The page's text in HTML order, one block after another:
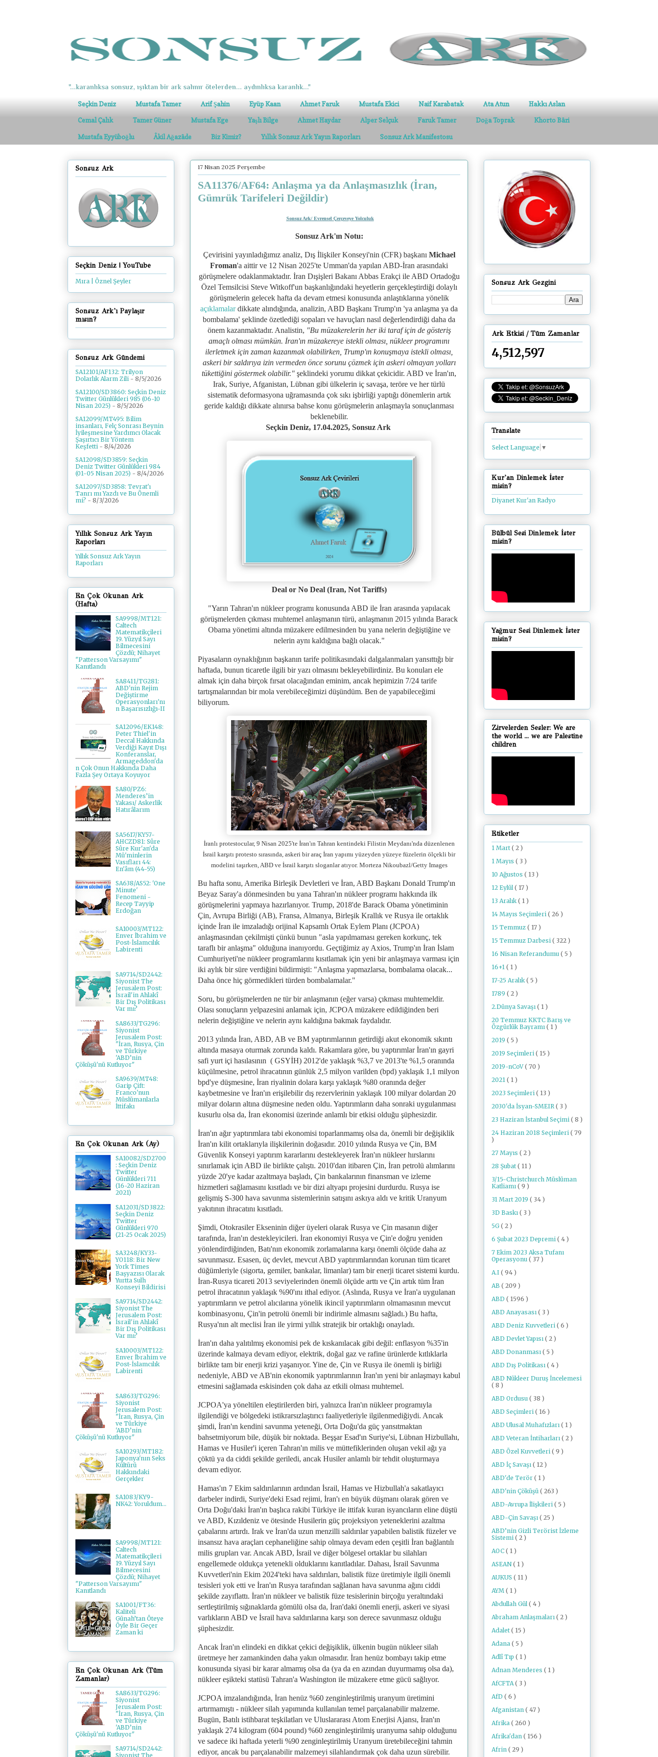
"...karanlıksa sonsuz, ışıktan bir ark salınır ötelerden... aydınlıksa karanlık..."
Seçkin Deniz Mustafa Tamer Arif Şahin Eyüp Kaan Ahmet Faruk Mustafa Ekici Naif Karabatak Ata Atun Hakkı Aslan
Cemal Çalık Tamer Güner Mustafa Ege Yaşlı Bilge Ahmet Haydar Alper Selçuk Faruk Tamer Doğa Toprak Khorto Bâri
Mustafa Eyyüboğlu Âkil Ağazâde Biz Kimiz? Yıllık Sonsuz Ark Yayın Raporları Sonsuz Ark Manifestosu
17 Nisan 2025 Perşembe
SA11376/AF64: Anlaşma ya da Anlaşmasızlık (İran,
Gümrük Tarifeleri Değildir)
Sonsuz Ark/ Evrensel Çerçeveye Yolculuk
Sonsuz Ark'ın Notu:
Çevirisini yayınladığımız analiz, Dış İlişkiler Konseyi'nin (CFR) başkanı Michael
Froman'a aittir ve 12 Nisan 2025'te Umman'da yapılan ABD-İran arasındaki
görüşmelere odaklanmaktadır. İran Dışişleri Bakanı Abbas Erakçi ile ABD Ortadoğu
Özel Temsilcisi Steve Witkoff'un başkanlığındaki heyetlerin gerçekleştirdiği dolaylı
görüşmelerin gelecek hafta da devam etmesi konusunda anlaştıklarına yönelik
açıklamalardikkate alındığında, analizin, ABD Başkanı Trump'ın 'ya anlaşma ya da
bombalama' şeklinde özetlediği sopaları ve havuçları nasıl değerlendirdiği daha da
önem kazanmaktadır. Analistin, "Bu müzakerelerin her iki taraf için de gösteriş
amaçlı olması mümkün. İran'ın müzakereye istekli olması, nükleer programını
ilerletmek için zaman kazanmak olabilirken, Trump'ın konuşmaya istekli olması,
askeri bir saldırıya izin vermeden önce sorunu çözmek için askeri olmayan yolları
tükettiğini göstermek olabilir." şeklindeki yorumu dikkat çekicidir. ABD ve İran'ın,
Irak, Suriye, Afganistan, Lübnan gibi ülkelerin iç savaşa, teröre ve her türlü
sistematik deformasyona uğramasında çok sıkı işbirliği yaptığı dönemlerin artık
geride kaldığı dikkate alınırsa bahse konu görüşmelerin anlaşmayla sonuçlanması
beklenebilir.
Seçkin Deniz, 17.04.2025, Sonsuz Ark
Deal or No Deal (Iran, Not Tariffs)
"Yarın Tahran'ın nükleer programı konusunda ABD ile İran arasında yapılacak
görüşmelerden çıkması muhtemel anlaşmanın türü, anlaşmanın 2015 yılında Barack
Obama yönetimi altında müzakere edilmesinden bu yana nelerin değiştiğine ve
nelerin aynı kaldığına bağlı olacak."
Piyasaların oynaklığının başkanın tarife politikasındaki dalgalanmaları yansıttığı bir
haftada, bunun ticaretle ilgili bir yazı olmasını bekleyebilirdiniz. Bu konuları ele
almak için daha birçok fırsat olacağından eminim, ancak hepimizin 7/24 tarife
tartışmalarından bir mola verebileceğimizi düşündüm. Ben de yapabileceğimi
biliyorum.
İranlı protestocular, 9 Nisan 2025'te İran'ın Tahran kentindeki Filistin Meydanı'nda düzenlenen
İsrail karşıtı protesto sırasında, askeri bir araç İran yapımı yüzeyden yüzeye füzelerin ölçekli bir
modelini taşırken, ABD ve İsrail karşıtı sloganlar atıyor. Morteza Nikoubazl/Getty Images
Bu hafta sonu, Amerika Birleşik Devletleri ve İran, ABD Başkanı Donald Trump'ın
Beyaz Saray'a dönmesinden bu yana Tahran'ın nükleer programı hakkında ilk
görüşmelerini yapmaya hazırlanıyor. Trump, 2018'de Barack Obama yönetiminin
Çin, Avrupa Birliği (AB), Fransa, Almanya, Birleşik Krallık ve Rusya ile ortaklık
içinde İran ile imzaladığı orijinal Kapsamlı Ortak Eylem Planı (JCPOA)
anlaşmasından çekilmişti çünkü bunun "asla yapılmaması gereken korkunç, tek
taraflı bir anlaşma" olduğuna inanıyordu. Geçtiğimiz ay Axios, Trump'ın İran İslam
Cumhuriyeti'ne nükleer programlarını kısıtlamak için yeni bir anlaşmaya varması için
iki aylık bir süre verdiğini bildirmişti: "Anlaşma yapmazlarsa, bombalama olacak...
Daha önce hiç görmedikleri türden bombalamalar."
Soru, bu görüşmelerden ne tür bir anlaşmanın (eğer varsa) çıkması muhtemeldir.
Olası sonuçların yelpazesini anlamak için, JCPOA müzakere edildiğinden beri
nelerin değiştiğine ve nelerin aynı kaldığına bakmak faydalıdır.
2013 yılında İran, ABD, AB ve BM yaptırımlarının getirdiği akut ekonomik sıkıntı
altında masaya oturmak zorunda kaldı. Rakamlara göre, bu yaptırımlar İran'ın gayri
safi yurt içi hasılasının ( GSYİH) 2012'de yaklaşık %3,7 ve 2013'te %1,5 oranında
küçülmesine, petrol ihracatının günlük 2,5 milyon varilden (bpd) yaklaşık 1,1 milyon
bpd'ye düşmesine, İran riyalinin dolara karşı yaklaşık %80 oranında değer
kaybetmesine ve İran'ın erişilebilir dış rezervlerinin yaklaşık 100 milyar dolardan 20
milyar doların altına düşmesine neden oldu. Yaptırımların daha sonraki uygulanması
kusurlu olsa da, İran ekonomisi üzerinde anlamlı bir etkisi olduğu şüphesizdir.
İran'ın ağır yaptırımlara tabi ekonomisi toparlanmamış olsa da, önemli bir değişiklik
İran'ın kilit ortaklarıyla ilişkilerinin doğasıdır. 2010 yılında Rusya ve Çin, BM
Güvenlik Konseyi yaptırım kararlarını destekleyerek İran'ın nükleer hırslarını
sınırlamak için ABD ile birlikte çalıştı. 2010'dan itibaren Çin, İran petrolü alımlarını
yüzde 20'ye kadar azaltmaya başladı, Çin bankalarının finansman ve izleme
hizmetleri sağlamasını kısıtladı ve bir dizi altyapı projesini durdurdu. Rusya ise
gelişmiş S-300 hava savunma sistemlerinin satışını askıya aldı ve kritik Uranyum
yakıtının ihracatını kısıtladı.
Şimdi, Otokrasiler Ekseninin diğer üyeleri olarak Rusya ve Çin masanın diğer
tarafında, İran'ın destekleyicileri. İran ekonomiyi Rusya ve Çin'e doğru yeniden
yönlendirdiğinden, Batı'nın ekonomik zorlamalarına karşı önemli ölçüde daha az
savunmasız. Esasen, üç devlet, mevcut ABD yaptırımlarından korunan tüm ticaret
düğümleriyle (sigorta, gemiler, bankalar, limanlar) tam bir enerji ticaret sistemi kurdu.
İran-Rusya ticareti 2013 seviyelerinden önemli ölçüde arttı ve Çin artık tüm İran
petrol ihracatının yaklaşık %90'ını ithal ediyor. (Aslında, Rusya ve İran'a uygulanan
yaptırımların ve petrol alıcılarına yönelik ikincil yaptırımların olmamasının mevcut
kombinasyonu, Çin'in petrolü önemli bir indirimle almasını sağladı.) Bu hafta,
Rusya'nın alt meclisi İran ile yirmi yıllık stratejik bir ortaklığı onayladı.
İran'ın daha yalıtılmış ekonomisi pek de kıskanılacak gibi değil: enflasyon %35'in
üzerinde kalmaya devam ediyor, elektrik, doğal gaz ve rafine ürünlerde kıtlıklarla
birlikte tam bir enerji krizi yaşanıyor. Yine de, Çin ve Rusya ile önemli iş birliği
nedeniyle, ABD ve AB'nin ekonomik yaptırımlarının İran'ın yeni bir anlaşmayı kabul
etmesini sağlamada eskisinden çok daha az etkili olması muhtemel.
JCPOA'ya yöneltilen eleştirilerden biri, yalnızca İran'ın nükleer programıyla
ilgilendiği ve bölgedeki istikrarsızlaştırıcı faaliyetleriyle ilgilenmediğiydi. Ancak
şimdi, İran'ın kendini savunma yeteneği, Orta Doğu'da güç yansıtmaktan
bahsetmiyorum bile, düşük bir noktada. Beşşar Esad'ın Suriye'si, Lübnan Hizbullahı,
Hamas ve Husiler'i içeren Tahran'ın milis ve müttefiklerinden oluşan vekil ağı ya
çöktü ya da ciddi şekilde geriledi, ancak Husiler anlamlı bir tehdit oluşturmaya
devam ediyor.
Hamas'ın 7 Ekim saldırılarının ardından İsrail, Hamas ve Hizbullah'a sakatlayıcı
darbeler indirdi, Suriye'deki Esad rejimi, İran'ı en büyük düşmanı olarak gören ve
Orta Doğu'daki İran'ın başlıca rakibi Türkiye ile ittifak kuran isyancıların eline düştü
ve ABD, Kızıldeniz ve ötesinde Husilerin güç projeksiyon yeteneklerini azaltma
çabalarını artırdı. Irak ve İran'da uzun menzilli saldırılar yapabilen balistik füzeler ve
insansız hava araçları cephaneliğine sahip olmaya devam eden çeşitli İran bağlantılı
milis grupları var. Ancak ABD, İsrail ve diğer bölgesel ortaklar bu silahları
engellemede oldukça yetenekli olduklarını kanıtladılar. Dahası, İsrail Savunma
Kuvvetleri'nin Ekim 2024'teki hava saldırıları, balistik füze üretimiyle ilgili önemli
tesisleri yok etti ve İran'ın Rusya tarafından sağlanan hava savunma ağını ciddi
şekilde zayıflattı. İran'ın nükleer ve balistik füze tesislerinin birçoğu yeraltındaki
sertleştirilmiş sığınaklarda gömülü olsa da, İran'daki önemli enerji, askeri ve siyasi
varlıkların ABD ve İsrail hava saldırılarına karşı son derece savunmasız olduğu
şüphesizdir.
Ancak İran'ın elindeki en dikkat çekici değişiklik, ülkenin bugün nükleer silah
üretmeye her zamankinden daha yakın olmasıdır. İran henüz bombayı takip etme
konusunda siyasi bir karar almamış olsa da (ya da en azından duyurmamış olsa da),
nükleer eşikteki statüsü Tahran'a Washington ile müzakere etme gücü sağlıyor.
JCPOA imzalandığında, İran henüz %60 zenginleştirilmiş uranyum üretimini
artırmamıştı - nükleer silah yapımında kullanılan temel parçalanabilir malzeme.
Bugün, Batılı istihbarat teşkilatları ve Uluslararası Atom Enerjisi Ajansı, İran'ın
yaklaşık 274 kilogram (604 pound) %60 zenginleştirilmiş uranyuma sahip olduğunu
ve sadece iki haftada yeterli %90 zenginleştirilmiş Uranyum üretebileceğini tahmin
ediyor, ancak bu parçalanabilir malzemeyi silahlandırmak çok daha uzun sürebilir.
Sonsuz Ark
Seçkin Deniz | YouTube
Mıra | Öznel Şeyler
Sonsuz Ark'ı Paylaşır
mısın?
Sonsuz Ark Gündemi
SA12101/AF132: Trilyon
Dolarlık Alarm Zili - 8/5/2026
SA12100/SD3860: Seçkin Deniz
Twitter Günlükleri 985 (06-10
Nisan 2025) - 8/5/2026
SA12099/MT495: Bilim
insanları, Felç Sonrası Beynin
İyileşmesine Yardımcı Olacak
Şaşırtıcı Bir Yöntem
Keşfetti - 8/4/2026
SA12098/SD3859: Seçkin
Deniz Twitter Günlükleri 984
(01-05 Nisan 2025) - 8/4/2026
SA12097/SD3858: Tevrat'ı
Tanrı mı Yazdı ve Bu Önemli
mi? - 8/3/2026
Yıllık Sonsuz Ark Yayın
Raporları
Yıllık Sonsuz Ark Yayın
Raporları
En Çok Okunan Ark
(Hafta)
SA9998/MT121:
Caltech
Matematikçileri
19. Yüzyıl Sayı
Bilmecesini
Çözdü; Nihayet
"Patterson Varsayımı"
Kanıtlandı
SA8411/TG281:
ABD'nin Rejim
Değiştirme
Operasyonları'nı
n Başarısızlığı-II
SA12096/EK148:
Peter Thiel'in
Deccal Hakkında
Verdiği Kayıt Dışı
Konferanslar,
Armageddon'da
n Çok Onun Hakkında Daha
Fazla Şey Ortaya Koyuyor
SA80/PZ6:
Menderes’in
Yakası/ Askerlik
Hatırâlarım
SA5617/KY57-
AHCZD81: Sûre
Sûre Kur'an'da
Mü'minlerin
Vasıfları 44:
En'âm (44-55)
SA638/AS52: 'One
Minute'
Fenomeni -
Recep Tayyip
Erdoğan
SA10003/MT122:
Enver İbrahim ve
Post-İslamcılık
Labirenti
SA9714/SD2442:
Siyonist The
Jerusalem Post:
İsrail'in Ahlakî
Bir Dış Politikası
Var mı?
SA8633/TG296:
Siyonist
Jerusalem Post:
"İran, Rusya, Çin
ve Türkiye
'ABD’nin
Çöküşü'nü Kutluyor"
SA9639/MT48:
Garip Çift:
Franco'nun
Müslümanlarla
İttifakı
En Çok Okunan Ark (Ay)
SA10082/SD2700
: Seçkin Deniz
Twitter
Günlükleri 711
(16-20 Haziran
2021)
SA12031/SD3822:
Seçkin Deniz
Twitter
Günlükleri 970
(21-25 Ocak 2025)
SA3248/KY33-
YO118: Bir New
York Times
Başyazısı Olarak
Yurtta Sulh
Konseyi Bildirisi
SA9714/SD2442:
Siyonist The
Jerusalem Post:
İsrail'in Ahlakî
Bir Dış Politikası
Var mı?
SA10003/MT122:
Enver İbrahim ve
Post-İslamcılık
Labirenti
SA8633/TG296:
Siyonist
Jerusalem Post:
"İran, Rusya, Çin
ve Türkiye
'ABD’nin
Çöküşü'nü Kutluyor"
SA10293/MT182:
Japonya'nın Seks
Kültürü
Hakkındaki
Gerçekler
SA1083/KY9-
NK42: Yoruldum...
SA9998/MT121:
Caltech
Matematikçileri
19. Yüzyıl Sayı
Bilmecesini
Çözdü; Nihayet
"Patterson Varsayımı"
Kanıtlandı
SA1001/FT36:
Kaliteli
Günah’tan Öteye
Öyle Bir Geçer
Zaman ki
En Çok Okunan Ark (Tüm
Zamanlar)
SA8633/TG296:
Siyonist
Jerusalem Post:
"İran, Rusya, Çin
ve Türkiye
'ABD’nin
Çöküşü'nü Kutluyor"
SA9714/SD2442:
Siyonist The
Sonsuz Ark Gezgini
Ark Etkisi / Tüm Zamanlar
4,512,597
Translate
Select Language ▼
Kur'an Dinlemek İster
misin?
Diyanet Kur'an Radyo
Bülbül Sesi Dinlemek İster
misin?
Yağmur Sesi Dinlemek İster
misin?
Zirvelerden Sesler: We are
the world ... we are Palestine
children
Etiketler
1 Mart ( 2 )
1 Mayıs ( 3 )
10 Ağustos ( 13 )
12 Eylül ( 17 )
13 Aralık ( 1 )
14 Mayıs Seçimleri ( 26 )
15 Temmuz ( 17 )
15 Temmuz Darbesi ( 322 )
16 Nisan Referandumu ( 5 )
16+1 ( 1 )
17-25 Aralık ( 5 )
1789 ( 2 )
2.Dünya Savaşı ( 1 )
20 Temmuz KKTC Barış ve
Özgürlük Bayramı ( 1 )
2019 ( 5 )
2019 Seçimleri ( 15 )
2019-nCoV( 70 )
2021 ( 1 )
2023 Seçimleri ( 13 )
2030'da İsyan-SMEIR ( 3 )
23 Haziran İstanbul Seçimi ( 8 )
24 Haziran 2018 Seçimleri ( 79
)
27 Mayıs ( 2 )
28 Şubat ( 11 )
3/15-Christchurch Müslüman
Katliamı ( 9 )
31 Mart 2019 ( 34 )
3D Baskı ( 3 )
5G ( 2 )
6 Şubat 2023 Depremi ( 4 )
7 Ekim 2023 Aksa Tufanı
Operasyonu ( 37 )
A.I ( 94 )
AB ( 209 )
ABD ( 1596 )
ABD Anayasası ( 3 )
ABD Deniz Kuvvetleri ( 6 )
ABD Devlet Yapısı ( 2 )
ABD Donanması ( 5 )
ABD Dış Politikası ( 4 )
ABD Nükleer Duruş İncelemesi
( 8 )
ABD Ordusu ( 38 )
ABD Seçimleri ( 16 )
ABD Ulusal Muhafızları ( 1 )
ABD Veteran İntiharları ( 2 )
ABD Özel Kuvvetleri ( 9 )
ABD İç Savaşı ( 12 )
ABD'de Terör ( 1 )
ABD'nin Çöküşü ( 263 )
ABD-Avrupa İlişkileri ( 5 )
ABD-Çin Savaşı ( 25 )
ABD’nin Gizli Terörist İzleme
Sistemi ( 2 )
AOC ( 1 )
ASEAN ( 1 )
AUKUS ( 11 )
AYM ( 1 )
Abdullah Gül ( 4 )
Abraham Anlaşmaları ( 2 )
Adalet ( 15 )
Adana ( 5 )
Adlî Tıp ( 1 )
Adnan Menderes ( 1 )
AfCFTA ( 3 )
AfD ( 6 )
Afganistan ( 47 )
Afrika ( 260 )
Afrika'dan ( 156 )
Afrin ( 29 )